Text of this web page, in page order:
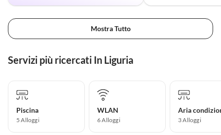
Mostra Tutto
Servizi più ricercati In Liguria
Piscina
5 Alloggi
WLAN
6 Alloggi
Aria
3 Alloggi